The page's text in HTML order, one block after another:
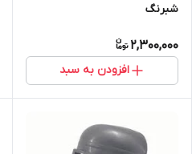
شبرنگ
2,300,000
افزودن به سبد